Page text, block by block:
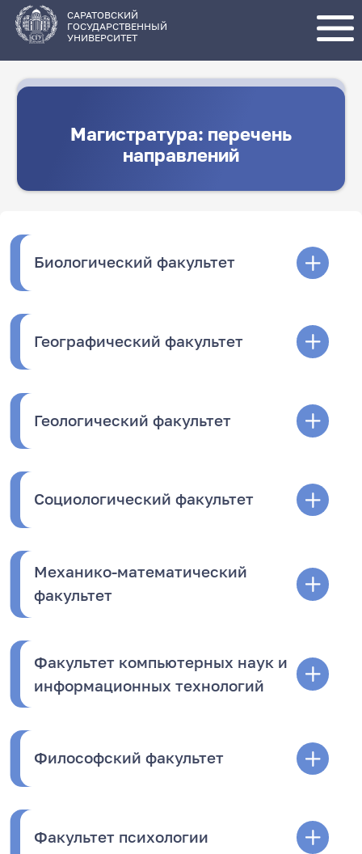
основному
содержанию
САРАТОВСКИЙ
ГОСУДАРСТВЕННЫЙ
УНИВЕРСИТЕТ
Магистратура: перечень
направлений
Биологический факультет
Географический факультет
Геологический факультет
Социологический факультет
Механико-математический
факультет
Факультет компьютерных наук и
информационных технологий
Философский факультет
Факультет психологии